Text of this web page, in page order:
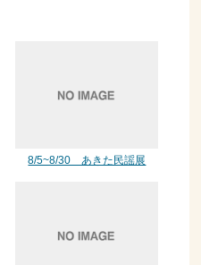
8/5~8/30 あきた民謡展